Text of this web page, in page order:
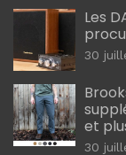
Les
30
et
30